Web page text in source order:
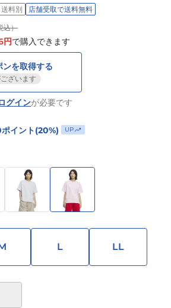
送料別 店舗受取で送料無料
込）
円で購入できます
ンを取得する
ざいます
グインが必要です
ポイント(20%) UP
L LL